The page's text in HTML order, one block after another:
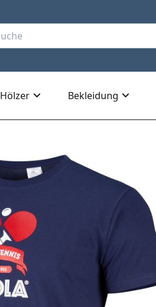
Hölzer Bekleidung